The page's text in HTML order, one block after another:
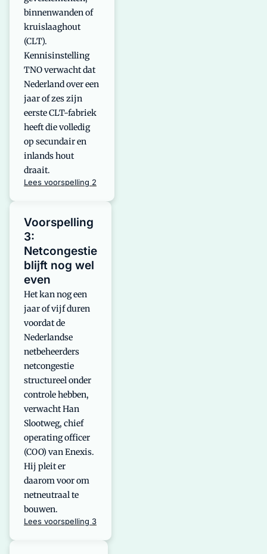
binnenwanden of
kruislaaghout
(CLT).
Kennisinstelling
TNO verwacht dat
Nederland over een
jaar of zes zijn
eerste CLT-fabriek
heeft die volledig
op secundair en
inlands hout
draait.
Lees voorspelling 2
Voorspelling
3:
Netcongestie
blijft nog wel
even
Het kan nog een
jaar of vijf duren
voordat de
Nederlandse
netbeheerders
netcongestie
structureel onder
controle hebben,
verwacht Han
Slootweg, chief
operating officer
(COO) van Enexis.
Hij pleit er
daarom voor om
netneutraal te
bouwen.
Lees voorspelling 3